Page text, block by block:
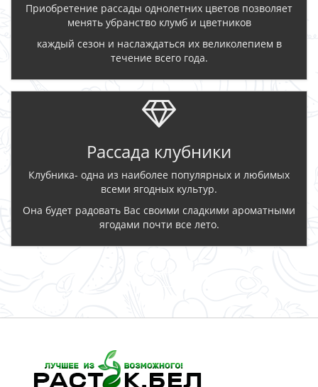
Приобретение рассады однолетних цветов позволяет
менять убранство клумб и цветников
каждый сезон и наслаждаться их великолепием в
течение всего года.
Рассада клубники
Клубника- одна из наиболее популярных и любимых
всеми ягодных культур.
Она будет радовать Вас своими сладкими ароматными
ягодами почти все лето.